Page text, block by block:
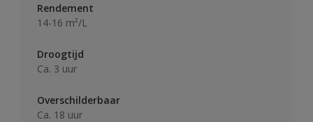
Rendement
14-16 m²/L
Droogtijd
Ca. 3 uur
Overschilderbaar
Ca. 18 uur